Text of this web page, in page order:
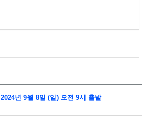
2024년 9월 8일 (일) 오전 9시 출발